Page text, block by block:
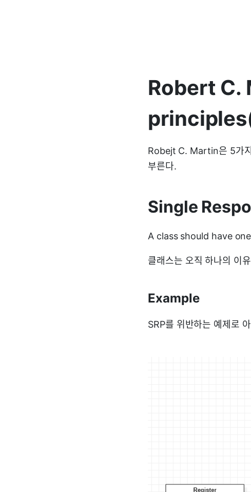
Robert
Robejt C. Martin은 5가
부른다.
Single
A class should have
클래스는 오직 하나의 이
Example
SRP를 위반하는 예제로